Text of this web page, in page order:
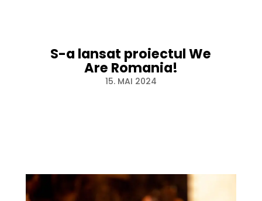
S-a lansat proiectul We
Are Romania!
15. MAI 2024